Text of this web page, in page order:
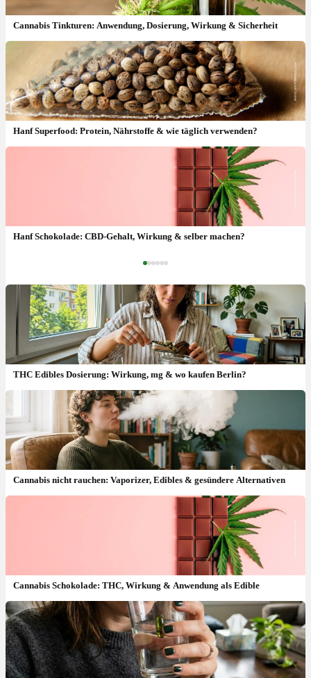
Cannabis Tinkturen: Anwendung, Dosierung, Wirkung & Sicherheit
Hanf Superfood: Protein, Nährstoffe & wie täglich verwenden?
Hanf Schokolade: CBD-Gehalt, Wirkung & selber machen?
Cannabis Essen (Esswaren): Edibles, Wirkung, Geschmack &
Anwendung
THC Edibles Dosierung: Wirkung, mg & wo kaufen Berlin?
Cannabis nicht rauchen: Vaporizer, Edibles & gesündere Alternativen
Cannabis Schokolade: THC, Wirkung & Anwendung als Edible